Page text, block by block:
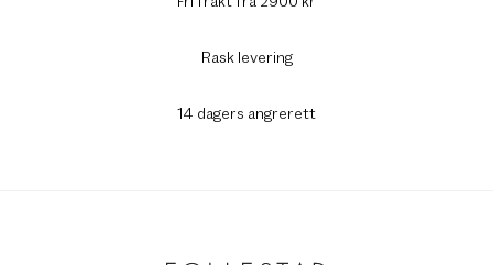
Rask levering
14 dagers angrerett